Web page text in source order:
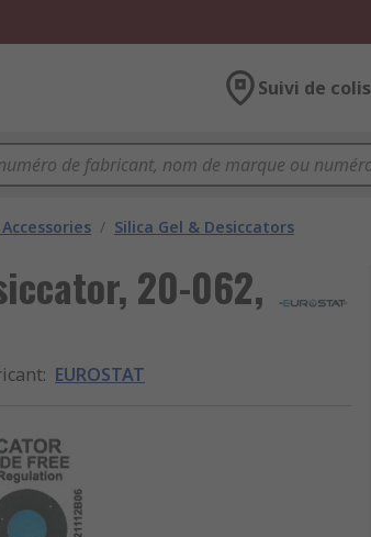
Suivi de colis
/ Silica Gel & Desiccators
20-062,
: EUROSTAT